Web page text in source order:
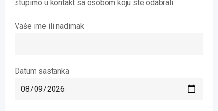
stupimo u kontakt sa osobom koju ste odabrali.
Vaše ime ili nadimak
Datum sastanka